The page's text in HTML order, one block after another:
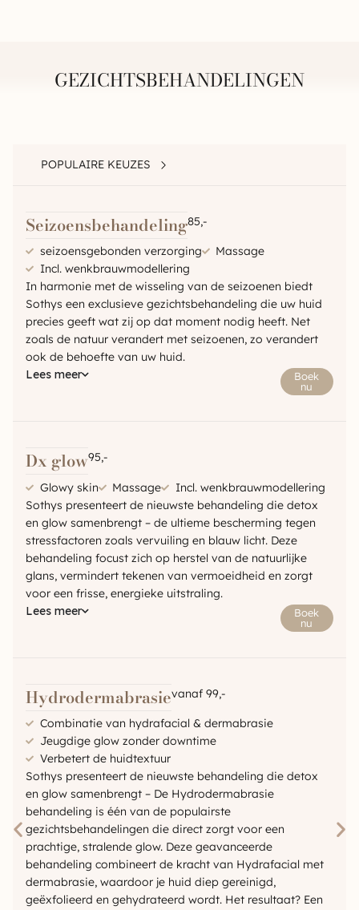
GEZICHTSBEHANDELINGEN
POPULAIRE KEUZES
Seizoensbehandeling85,-
seizoensgebonden verzorging
Massage
Incl. wenkbrauwmodellering
In harmonie met de wisseling van de seizoenen biedt
Sothys een exclusieve gezichtsbehandeling die uw huid
precies geeft wat zij op dat moment nodig heeft. Net
zoals de natuur verandert met seizoenen, zo verandert
ook de behoefte van uw huid.
Lees meer
Boek
nu
Dx glow95,-
Glowy skin Massage
Incl. wenkbrauwmodellering
Sothys presenteert de nieuwste behandeling die detox
en glow samenbrengt – de ultieme bescherming tegen
stressfactoren zoals vervuiling en blauw licht. Deze
behandeling focust zich op herstel van de natuurlijke
glans, vermindert tekenen van vermoeidheid en zorgt
voor een frisse, energieke uitstraling.
Lees meer
Boek
nu
Hydrodermabrasievanaf 99,-
Combinatie van hydrafacial & dermabrasie
Jeugdige glow zonder downtime
Verbetert de huidtextuur
Sothys presenteert de nieuwste behandeling die detox
en glow samenbrengt – De Hydrodermabrasie
behandeling is één van de populairste
gezichtsbehandelingen die direct zorgt voor een
prachtige, stralende glow. Deze geavanceerde
behandeling combineert de kracht van Hydrafacial met
dermabrasie, waardoor je huid diep gereinigd,
geëxfolieerd en gehydrateerd wordt. Het resultaat? Een